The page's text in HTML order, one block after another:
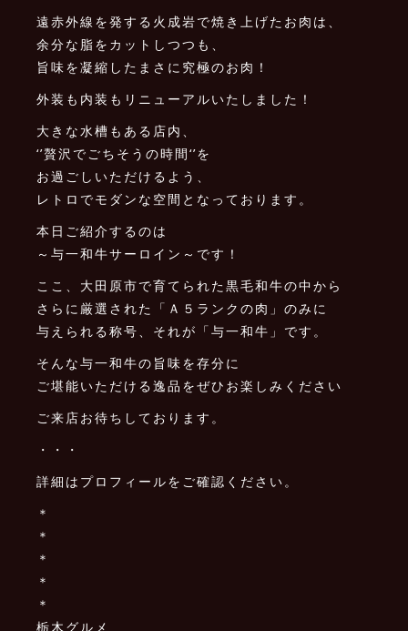
遠赤外線を発する火成岩で焼き上げたお肉は、
余分な脂をカットしつつも、
旨味を凝縮したまさに究極のお肉！
外装も内装もリニューアルいたしました！
大きな水槽もある店内、
‘’贅沢でごちそうの時間‘’を
お過ごしいただけるよう、
レトロでモダンな空間となっております。
本日ご紹介するのは
～与一和牛サーロイン～です！
ここ、大田原市で育てられた黒毛和牛の中から
さらに厳選された「Ａ５ランクの肉」のみに
与えられる称号、それが「与一和牛」です。
そんな与一和牛の旨味を存分に
ご堪能いただける逸品をぜひお楽しみください
ご来店お待ちしております。
・・・
詳細はプロフィールをご確認ください。
＊
＊
＊
＊
＊
栃木グルメ